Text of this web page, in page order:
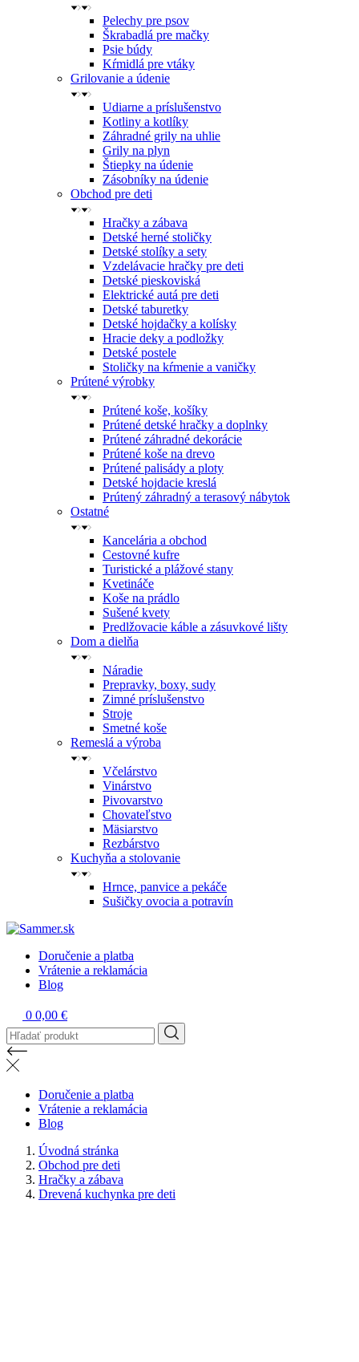
Pelechy pre psov
Škrabadlá pre mačky
Psie búdy
Kŕmidlá pre vtáky
Grilovanie a údenie
Udiarne a príslušenstvo
Kotliny a kotlíky
Záhradné grily na uhlie
Grily na plyn
Štiepky na údenie
Zásobníky na údenie
Obchod pre deti
Hračky a zábava
Detské herné stoličky
Detské stolíky a sety
Vzdelávacie hračky pre deti
Detské pieskoviská
Elektrické autá pre deti
Detské taburetky
Detské hojdačky a kolísky
Hracie deky a podložky
Detské postele
Stoličky na kŕmenie a vaničky
Prútené výrobky
Prútené koše, košíky
Prútené detské hračky a doplnky
Prútené záhradné dekorácie
Prútené koše na drevo
Prútené palisády a ploty
Detské hojdacie kreslá
Prútený záhradný a terasový nábytok
Ostatné
Kancelária a obchod
Cestovné kufre
Turistické a plážové stany
Kvetináče
Koše na prádlo
Sušené kvety
Predlžovacie káble a zásuvkové lišty
Dom a dielňa
Náradie
Prepravky, boxy, sudy
Zimné príslušenstvo
Stroje
Smetné koše
Remeslá a výroba
Včelárstvo
Vinárstvo
Pivovarstvo
Chovateľstvo
Mäsiarstvo
Rezbárstvo
Kuchyňa a stolovanie
Hrnce, panvice a pekáče
Sušičky ovocia a potravín
Doručenie a platba
Vrátenie a reklamácia
Blog
0 0,00 €
Doručenie a platba
Vrátenie a reklamácia
Blog
Úvodná stránka
Obchod pre deti
Hračky a zábava
Drevená kuchynka pre deti